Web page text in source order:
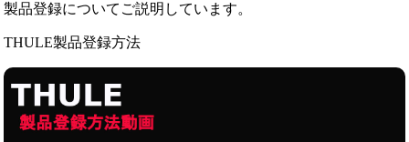
製品登録についてご説明しています。
THULE製品登録方法